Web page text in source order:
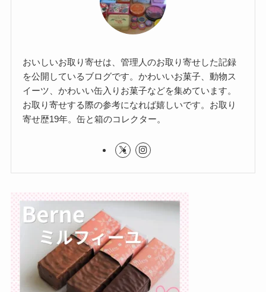
おいしいお取り寄せは、管理人のお取り寄せした記録
を公開しているブログです。かわいいお菓子、動物ス
イーツ、かわいい缶入りお菓子などを集めています。
お取り寄せする際の参考になれば嬉しいです。お取り
寄せ歴19年。缶と箱のコレクター。